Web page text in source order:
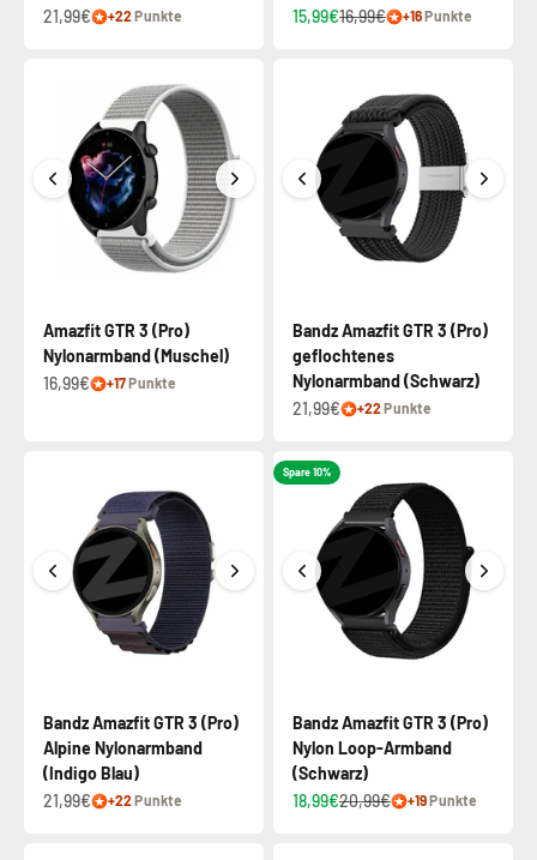
21,99€
+22Punkte
15,99€16,99€ +16Punkte
Amazfit GTR 3 (Pro)
Nylonarmband (Muschel)
16,99€
+17Punkte
Bandz Amazfit GTR 3 (Pro)
geflochtenes
Nylonarmband (Schwarz)
21,99€
+22Punkte
Bandz Amazfit GTR 3 (Pro)
Alpine Nylonarmband
(Indigo Blau)
21,99€
+22Punkte
Spare 10%
Bandz Amazfit GTR 3 (Pro)
Nylon Loop-Armband
(Schwarz)
18,99€20,99€ +19Punkte